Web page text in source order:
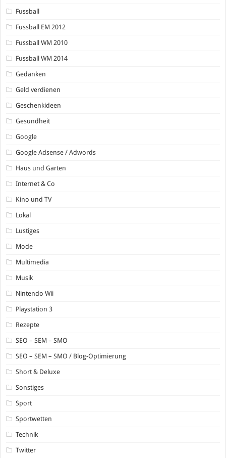
Fussball
Fussball EM 2012
Fussball WM 2010
Fussball WM 2014
Gedanken
Geld verdienen
Geschenkideen
Gesundheit
Google
Google Adsense / Adwords
Haus und Garten
Internet & Co
Kino und TV
Lokal
Lustiges
Mode
Multimedia
Musik
Nintendo Wii
Playstation 3
Rezepte
SEO – SEM – SMO
SEO – SEM – SMO / Blog-Optimierung
Short & Deluxe
Sonstiges
Sport
Sportwetten
Technik
Twitter